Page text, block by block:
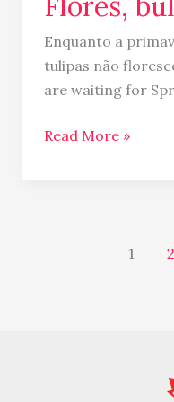
Enquanto a
tulipas não
are waiting for
Read More »
1 2